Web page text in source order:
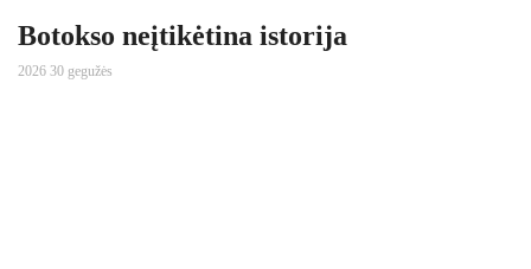
Botokso neįtikėtina istorija
2026 30 gegužės